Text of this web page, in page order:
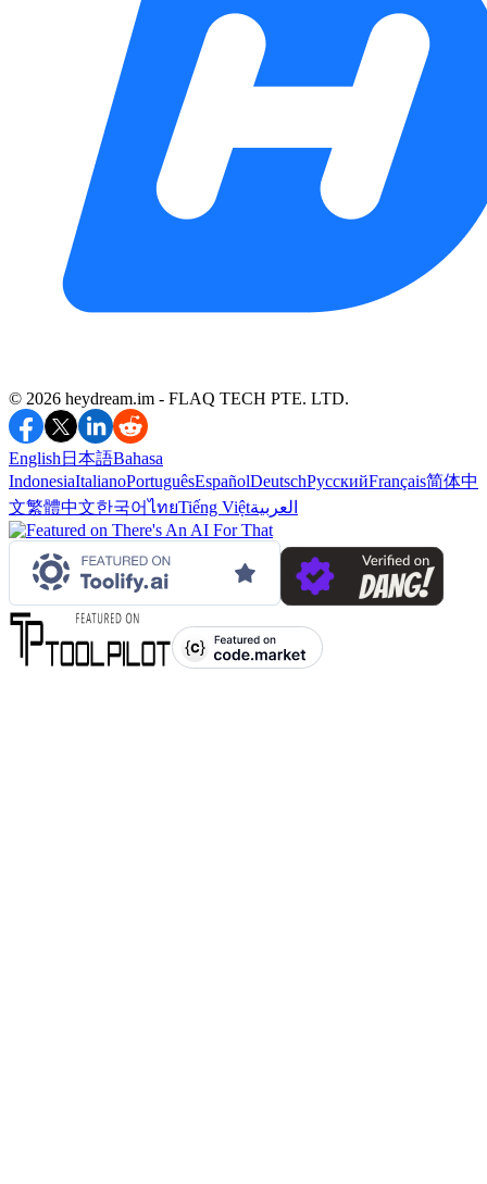
©️ 2026 heydream.im - FLAQ TECH PTE. LTD.
English 日本語Bahasa
IndonesiaItalianoPortuguêsEspañolDeutschРусскийFrançais简体中
文繁體中文한국어ไทยTiếng Việtالعربية